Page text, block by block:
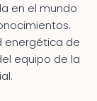
en el mundo
energética de
equipo de la